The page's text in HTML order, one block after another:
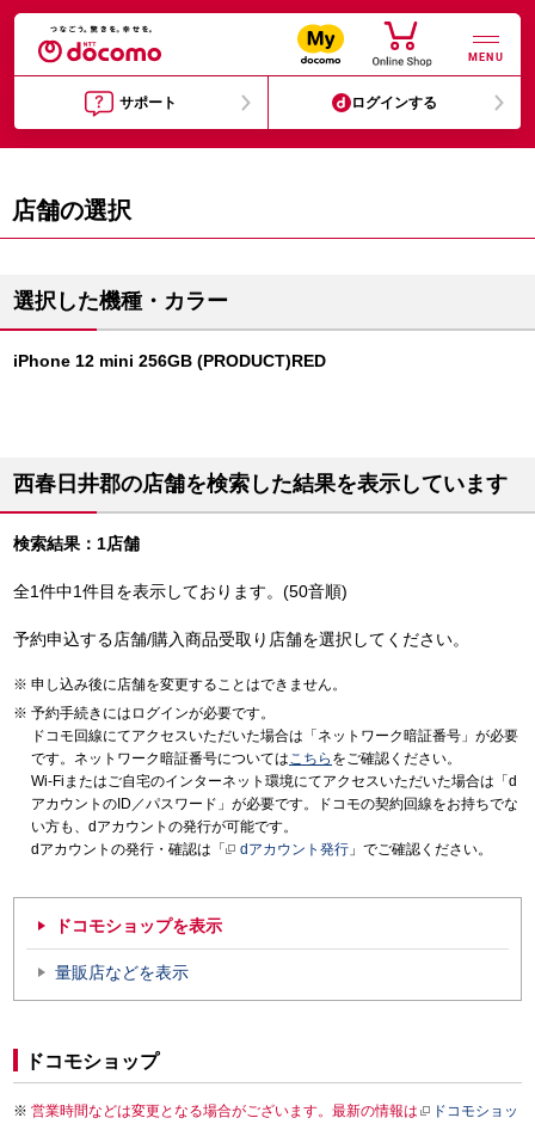
MENU
サポート ログインする
店舗の選択
選択した機種・カラー
iPhone 12 mini 256GB (PRODUCT)RED
西春日井郡の店舗を検索した結果を表示しています
検索結果：1店舗
全1件中1件目を表示しております。(50音順)
予約申込する店舗/購入商品受取り店舗を選択してください。
申し込み後に店舗を変更することはできません。
予約手続きにはログインが必要です。
ドコモ回線にてアクセスいただいた場合は「ネットワーク暗証番号」が必要
です。ネットワーク暗証番号についてはこちら をご確認ください。
Wi-Fiまたはご自宅のインターネット環境にてアクセスいただいた場合は「d
アカウントのID／パスワード」が必要です。ドコモの契約回線をお持ちでな
い方も、dアカウントの発行が可能です。
dアカウントの発行・確認は「
dアカウント発行 」でご確認ください。
ドコモショップを表示
量販店などを表示
ドコモショップ
営業時間などは変更となる場合がございます。最新の情報は
ドコモショッ